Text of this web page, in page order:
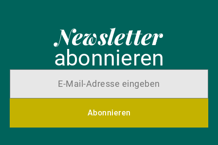
Newsletter
abonnieren
Abonnieren